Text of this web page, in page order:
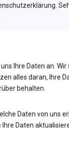
Ihre Daten an.
alles daran, Ihre
behalten.
Daten von uns
Daten